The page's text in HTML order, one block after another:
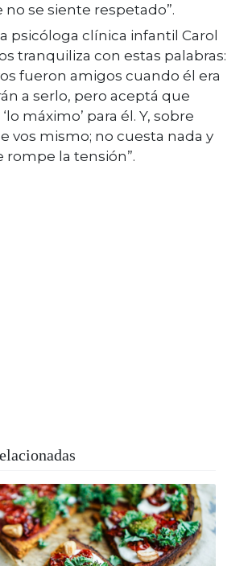
se siente respetado”.
psicóloga clínica infantil Carol
tranquiliza con estas palabras:
fueron amigos cuando él era
a serlo, pero aceptá que
máximo’ para él. Y, sobre
vos mismo; no cuesta nada y
rompe la tensión”.